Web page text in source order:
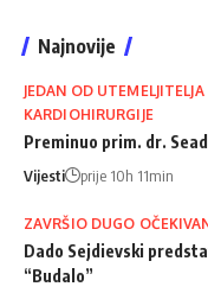
Najnovije
JEDAN OD
KARDIOHIRURGIJE
Preminuo prim. dr.
Vijesti prije 10h 11min
ZAVRŠIO DUGO
Dado Sejdievski
“Budalo”